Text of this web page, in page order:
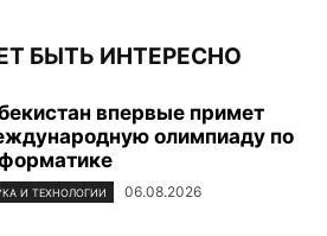
БЫТЬ ИНТЕРЕСНО
впервые примет
олимпиаду по
И ТЕХНОЛОГИИ 06.08.2026